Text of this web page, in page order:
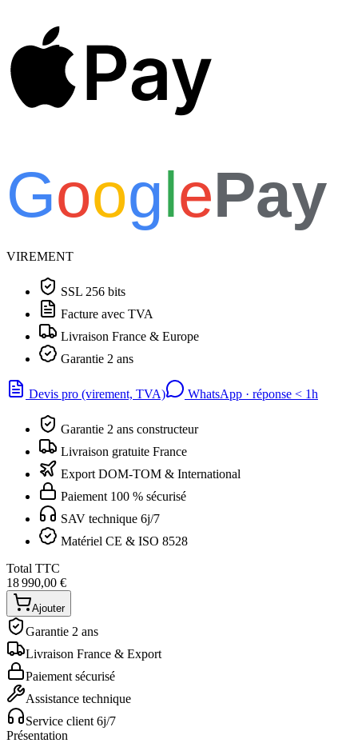
Pay
GooglePay
VIREMENT
SSL 256 bits
Facture avec TVA
Livraison France & Europe
Garantie 2 ans
Devis pro (virement, TVA) WhatsApp · réponse < 1h
Garantie 2 ans constructeur
Livraison gratuite France
Export DOM-TOM & International
Paiement 100 % sécurisé
SAV technique 6j/7
Matériel CE & ISO 8528
Total TTC
18 990,00 €
Ajouter
Garantie 2 ans
Livraison France & Export
Paiement sécurisé
Assistance technique
Service client 6j/7
Présentation